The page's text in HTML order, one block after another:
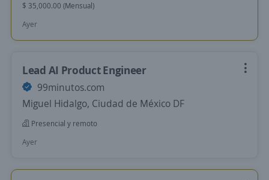
$ 35,000.00 (Mensual)
Ayer
Lead AI Product Engineer
99minutos.com
Miguel Hidalgo, Ciudad de México DF
Presencial y remoto
Ayer